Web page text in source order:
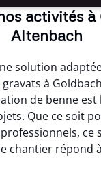
activités
Altenbach
solution
à
de benne
Que ce soit
ce
chantier répond